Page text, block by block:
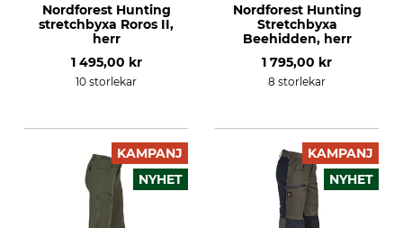
Nordforest Hunting
stretchbyxa Roros II,
herr
1 495,00 kr
10 storlekar
Nordforest Hunting
Stretchbyxa
Beehidden, herr
1 795,00 kr
8 storlekar
KAMPANJ
NYHET
KAMPANJ
NYHET